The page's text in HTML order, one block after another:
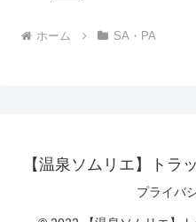
ホーム SA・PA
【温泉ソムリエ】トラ
プライバ